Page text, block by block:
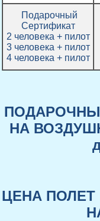
Подарочный
Сертификат
2 человека + пилот
3 человека + пилот
4 человека + пилот
НА
ЦЕНА